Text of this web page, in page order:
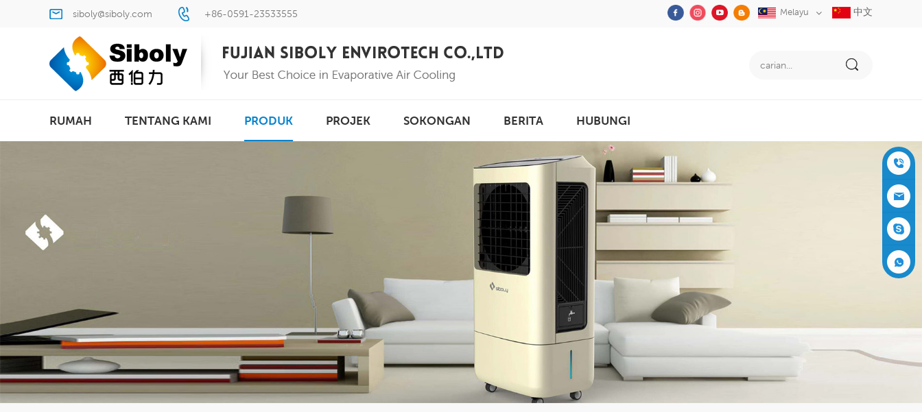
siboly@siboly.com +86-0591-23533555 Melayu 中文
RUMAH TENTANG KAMI PRODUK PROJEK SOKONGAN BERITA HUBUNGI
+86-05
91-2353
3555
siboly@s
iboly.co
evaporat
er
5951777